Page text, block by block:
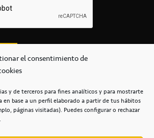
el consentimiento de
y de terceros para fines analíticos y para mostrarte
en base a un perfil elaborado a partir de tus hábitos
páginas visitadas). Puedes configurar o rechazar
secretaria@cbcanarias.es
253 684